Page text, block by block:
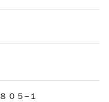
８０５−１